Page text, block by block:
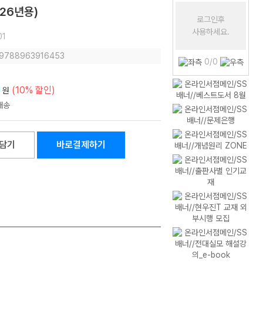
년용)
9788963916453
원 (10% 할인)
기 바로결제하기
로그인후
사용하세요.
0/0